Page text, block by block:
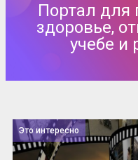
Портал для
здоровье,
учебе и
Это интересно